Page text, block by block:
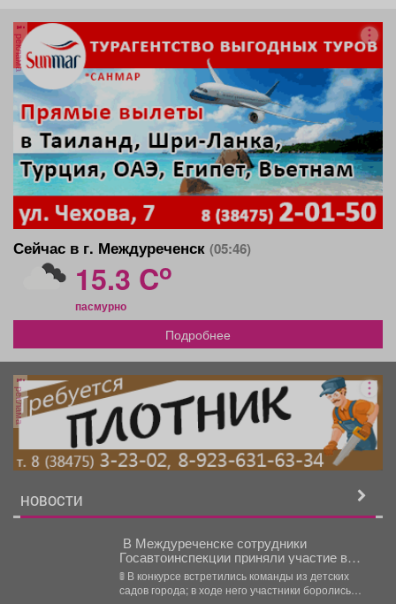
реклама
Сейчас в г. Междуреченск (05:46)
15.3 Co
пасмурно
Подробнее
реклама
НОВОСТИ
‍ В Междуреченске сотрудники
Госавтоинспекции приняли участие в
конкурсе «Знатоки ПДД» для
воспитанников детского сада
🚦 В конкурсе встретились команды из детских
садов города; в ходе него участники боролись